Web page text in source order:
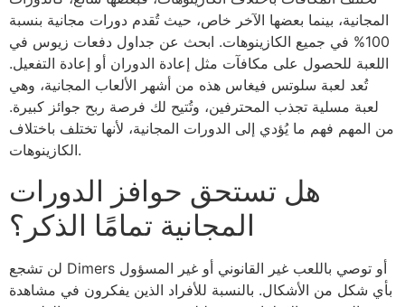
المجانية، بينما بعضها الآخر خاص، حيث تُقدم دورات مجانية بنسبة
100% في جميع الكازينوهات. ابحث عن جداول دفعات زيوس في
اللعبة للحصول على مكافآت مثل إعادة الدوران أو إعادة التفعيل.
تُعد لعبة سلوتس فيغاس هذه من أشهر الألعاب المجانية، وهي
لعبة مسلية تجذب المحترفين، وتُتيح لك فرصة ربح جوائز كبيرة.
من المهم فهم ما يُؤدي إلى الدورات المجانية، لأنها تختلف باختلاف
الكازينوهات.
هل تستحق حوافز الدورات
المجانية تمامًا الذكر؟
لن تشجع Dimers أو توصي باللعب غير القانوني أو غير المسؤول
بأي شكل من الأشكال. بالنسبة للأفراد الذين يفكرون في مشاهدة